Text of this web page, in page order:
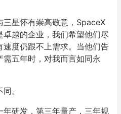
三星怀有崇高敬意，SpaceX
越的企业，我们希望他们尽
度仍跟不上需求。当他们告
五年时，对我而言如同永
。
年研发，第三年量产，三年规